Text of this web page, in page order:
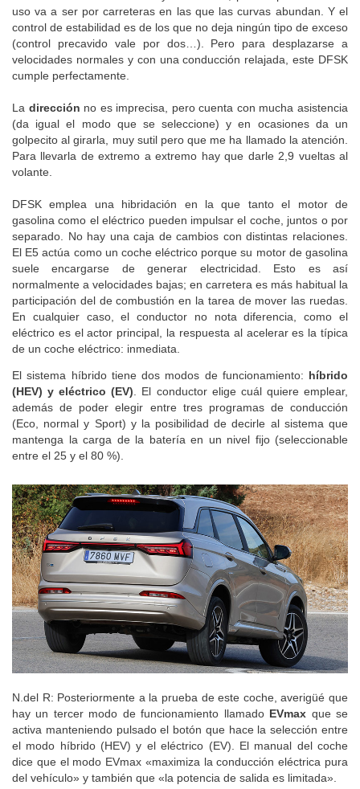
cómodo con firme en buen y mal estado, pero lo penaliza si su
uso va a ser por carreteras en las que las curvas abundan. Y el
control de estabilidad es de los que no deja ningún tipo de exceso
(control precavido vale por dos…). Pero para desplazarse a
velocidades normales y con una conducción relajada, este DFSK
La dirección
no es imprecisa, pero cuenta con mucha asistencia
(da igual el modo que se seleccione) y en ocasiones da un
golpecito al girarla, muy sutil pero que me ha llamado la atención.
Para llevarla de extremo a extremo hay que darle 2,9 vueltas al
DFSK emplea una hibridación en la que tanto el motor de
gasolina como el eléctrico pueden impulsar el coche, juntos o por
separado. No hay una caja de cambios con distintas relaciones.
El E5 actúa como un coche eléctrico porque su motor de gasolina
suele encargarse de generar electricidad. Esto es así
normalmente a velocidades bajas; en carretera es más habitual la
participación del de combustión en la tarea de mover las ruedas.
En cualquier caso, el conductor no nota diferencia, como el
eléctrico es el actor principal, la respuesta al acelerar es la típica
El sistema híbrido tiene dos modos de funcionamiento:híbrido
(HEV) y eléctrico (EV). El conductor elige cuál quiere emplear,
además de poder elegir entre tres programas de conducción
(Eco, normal y Sport) y la posibilidad de decirle al sistema que
mantenga la carga de la batería en un nivel fijo (seleccionable
N.del R: Posteriormente a la prueba de este coche, averigüé que
hay un tercer modo de funcionamiento llamado EVmaxque se
activa manteniendo pulsado el botón que hace la selección entre
el modo híbrido (HEV) y el eléctrico (EV). El manual del coche
dice que el modo EVmax «maximiza la conducción eléctrica pura